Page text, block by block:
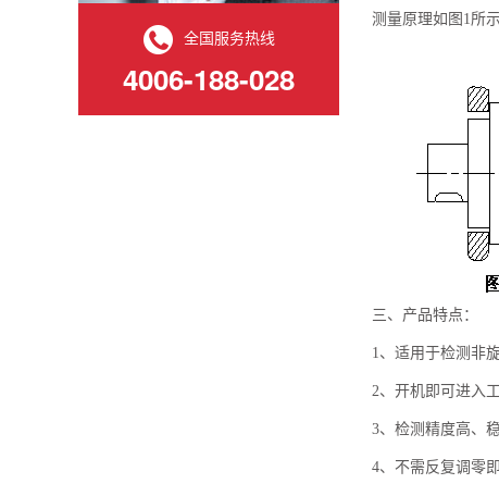
全国服务热线
4006-188-028
测量原理如图1所示
三、产品特点：
1、适用于检测非
2、开机即可进入
3、检测精度高、
4、不需反复调零